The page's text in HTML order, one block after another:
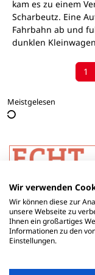
kam es zu einem
Scharbeutz. Eine
Fahrbahn ab und
dunklen
1
Meistgelesen
Wir verwenden
Wir können diese zur
unsere Webseite zu
Ihnen ein großartiges
Informationen zu den
Einstellungen.